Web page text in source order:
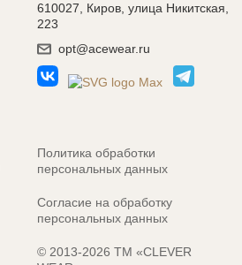
610027, Киров, улица Никитская,
223
opt@acewear.ru
Политика обработки
персональных данных
Согласие на обработку
персональных данных
© 2013-2026 ТМ «CLEVER